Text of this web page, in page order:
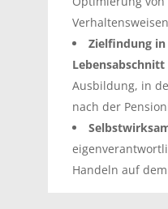
Zielfindung
Lebensabschnitt
Ausbildung, in
nach der
Handeln auf